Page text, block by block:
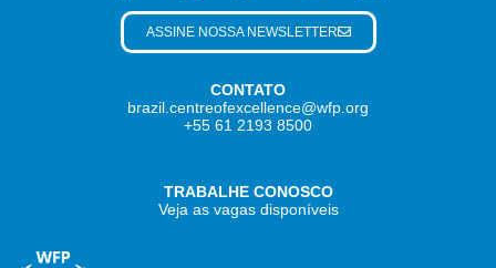
CONTATO
brazil.centreofexcellence@wfp.org
+55 61 2193 8500
TRABALHE CONOSCO
Veja as vagas disponíveis
ASSINE NOSSA NEWSLETTER